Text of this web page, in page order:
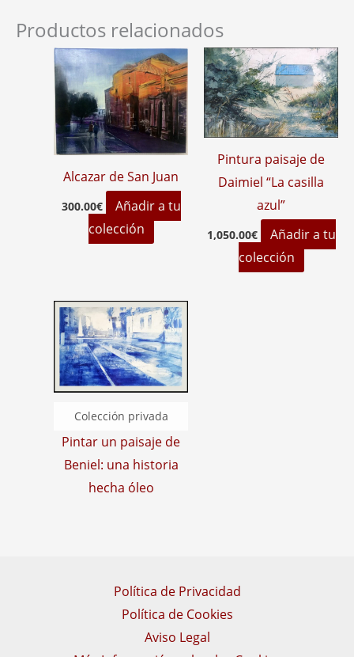
Productos relacionados
Alcazar de San Juan
300.00€
Añadir a tu
colección
Pintura paisaje de
Daimiel “La casilla
azul”
1,050.00€
Añadir a tu
colección
Pintar un paisaje de
Beniel: una historia
hecha óleo
Política de Privacidad
Política de Cookies
Aviso Legal